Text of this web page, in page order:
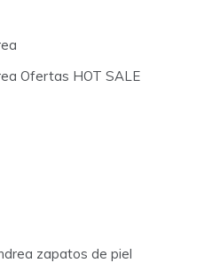
Ofertas HOT SALE
zapatos de piel